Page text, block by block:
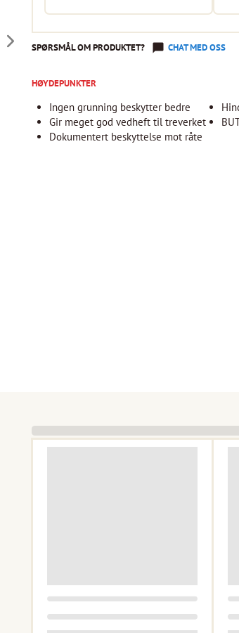
SPØRSMÅL OM PRODUKTET? CHAT MED OSS
HØYDEPUNKTER
Ingen grunning beskytter bedre
Gir meget god vedheft til treverket
Dokumentert beskyttelse mot råte